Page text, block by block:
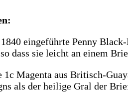
eingeführte Penny
dass sie leicht an einem
Magenta aus Britisch-
als der heilige Gral der